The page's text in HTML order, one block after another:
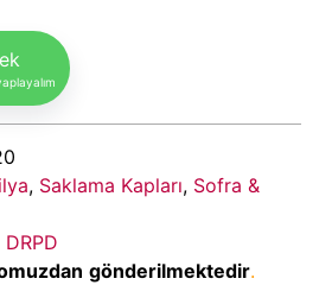
, Saklama Kapları, Sofra &
DRPD
gönderilmektedir.